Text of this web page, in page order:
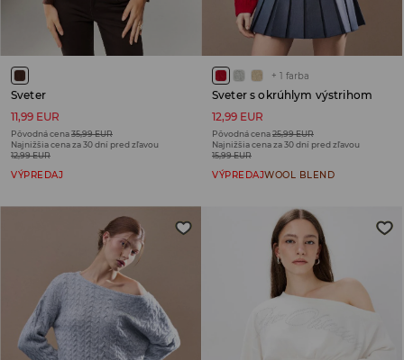
Sveter
11,99 EUR
Pôvodná cena35,99 EUR
Najnižšia cena za 30 dní pred zľavou
12,99 EUR
VÝPREDAJ
+ 1 farba
Sveter s okrúhlym výstrihom
12,99 EUR
Pôvodná cena25,99 EUR
Najnižšia cena za 30 dní pred zľavou
15,99 EUR
VÝPREDAJWOOL BLEND